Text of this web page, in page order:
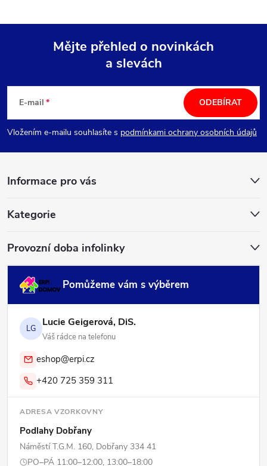
p
a
Mějte přehled o novinkách
a slevách
E-mail
Vložením e-mailu souhlasíte s podmínkami ochrany osobních údajů
ODEBÍRAT
Informace pro vás
Kategorie
Provozní doba infolinky
Pomůžeme vám s výběrem
LG Lucie Geigerová, DiS.
Váš rádce na telefonu
eshop@erpi.cz
+420 725 359 311
ADRESA VZORKOVNY
Podlahy Dobřany
Náměstí T.G.M. 160, Dobřany 334 41
PO–PÁ 11:00–12:00, 13:00–18:00